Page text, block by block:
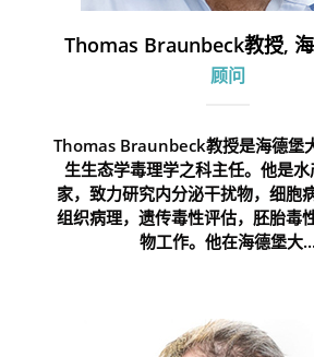
Thomas Braunbeck教授,
顾问
Thomas Braunbeck教授是海德堡
生生态学毒理学之科主任。他是
家，致力研究内分泌干扰物，细胞
组织病理，遗传毒性评估，胚胎毒
物工作。他在海德堡大...